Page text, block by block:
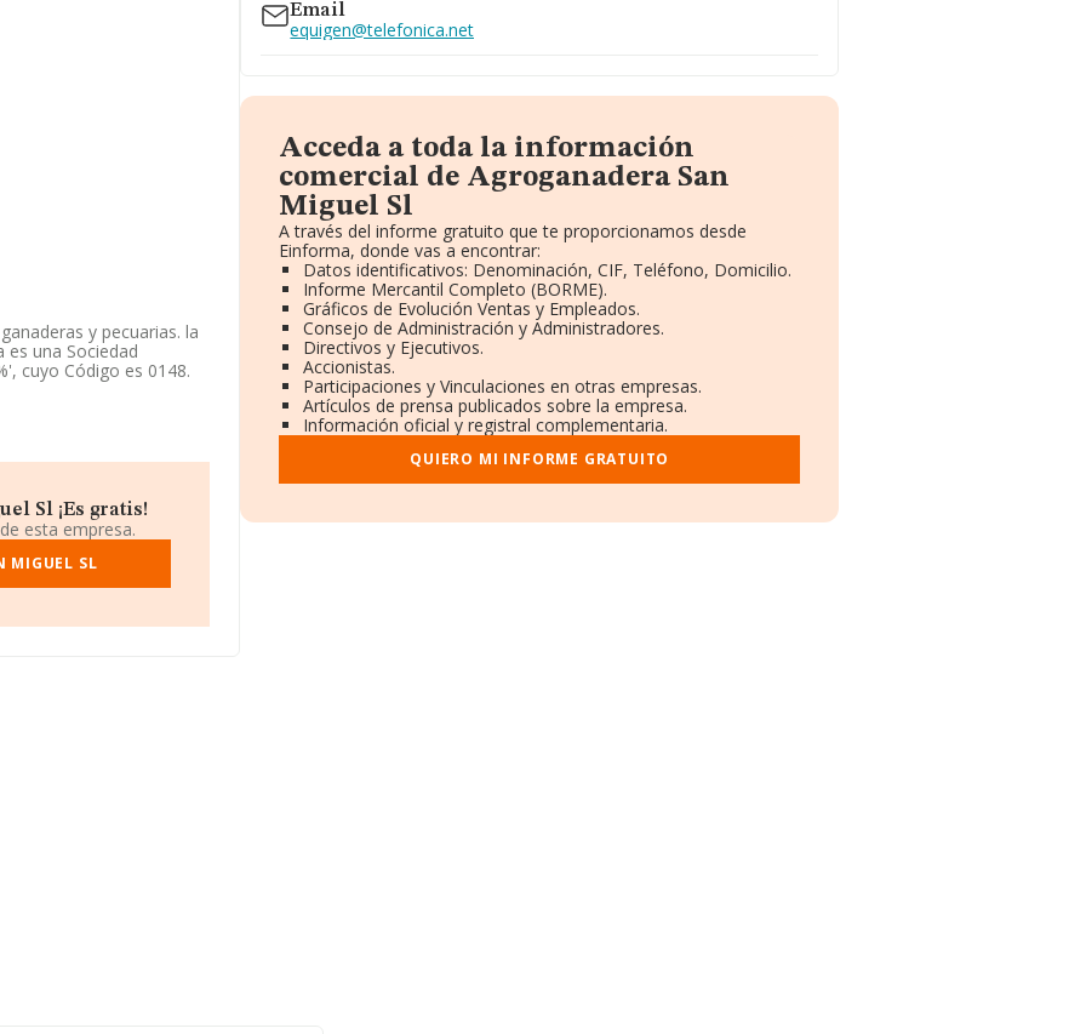
y pecuarias. la
una Sociedad
cuyo Código es 0148.
se encuentra
compañías, la
y el promedio de la
mil euros. Teniendo en
constan 63 empresas,
es de 3. La
Sl ¡Es gratis!
esta empresa.
MIGUEL SL
Email
equigen@telefonica.net
Acceda a toda la información
comercial de Agroganadera San
Miguel Sl
A través del informe gratuito que te proporcionamos desde
Einforma, donde vas a encontrar:
Datos identificativos: Denominación, CIF, Teléfono, Domicilio.
Informe Mercantil Completo (BORME).
Gráficos de Evolución Ventas y Empleados.
Consejo de Administración y Administradores.
Directivos y Ejecutivos.
Accionistas.
Participaciones y Vinculaciones en otras empresas.
Artículos de prensa publicados sobre la empresa.
Información oficial y registral complementaria.
QUIERO MI INFORME GRATUITO